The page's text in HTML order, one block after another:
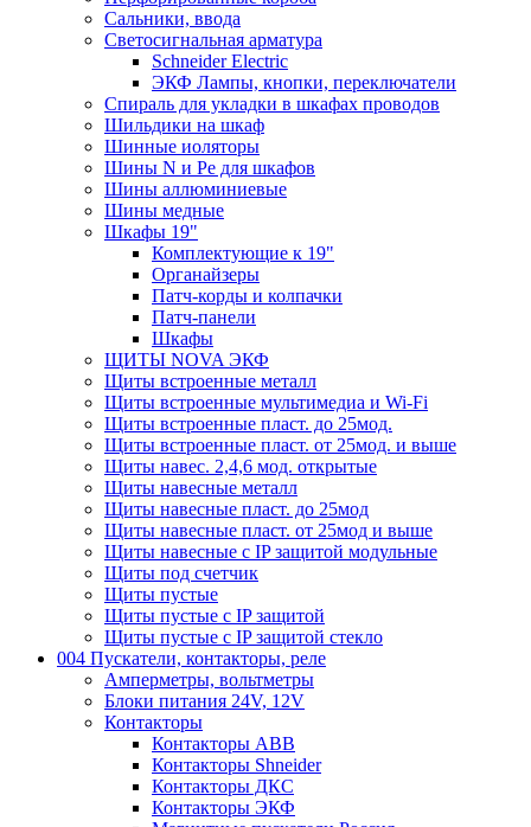
Сальники, ввода
Светосигнальная арматура
Schneider Electric
ЭКФ Лампы, кнопки, переключатели
Спираль для укладки в шкафах проводов
Шильдики на шкаф
Шинные иоляторы
Шины N и Pe для шкафов
Шины аллюминиевые
Шины медные
Шкафы 19"
Комплектующие к 19"
Органайзеры
Патч-корды и колпачки
Патч-панели
Шкафы
ЩИТЫ NOVA ЭКФ
Щиты встроенные металл
Щиты встроенные мультимедиа и Wi-Fi
Щиты встроенные пласт. до 25мод.
Щиты встроенные пласт. от 25мод. и выше
Щиты навес. 2,4,6 мод. открытые
Щиты навесные металл
Щиты навесные пласт. до 25мод
Щиты навесные пласт. от 25мод и выше
Щиты навесные с IP защитой модульные
Щиты под счетчик
Щиты пустые
Щиты пустые с IP защитой
Щиты пустые с IP защитой стекло
004 Пускатели, контакторы, реле
Амперметры, вольтметры
Блоки питания 24V, 12V
Контакторы
Контакторы ABB
Контакторы Shneider
Контакторы ДКС
Контакторы ЭКФ